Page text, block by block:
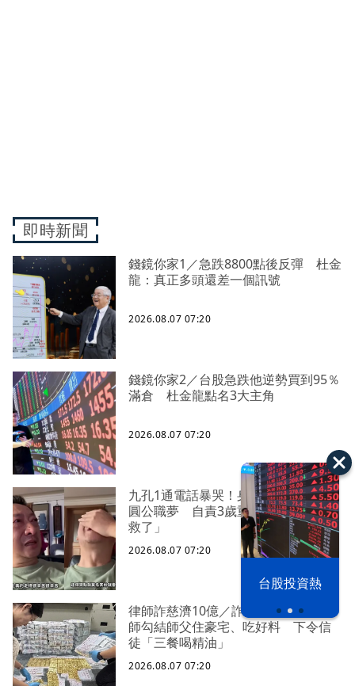
台股投資熱
即時新聞
錢鏡你家1／急跌8800點後反彈 杜金
龍：真正多頭還差一個訊號
2026.08.07 07:20
錢鏡你家2／台股急跌他逆勢買到95％
滿倉 杜金龍點名3大主角
2026.08.07 07:20
九孔1通電話暴哭！身障外甥苦拚多年
圓公職夢 自責3歲重病時「想過不要
救了」
2026.08.07 07:20
律師詐慈濟10億／詐鉅款換黃金！律
師勾結師父住豪宅、吃好料 下令信
徒「三餐喝精油」
2026.08.07 07:20